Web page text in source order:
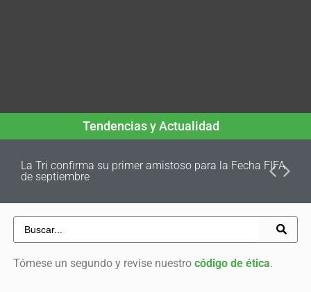
Tendencias y Actualidad
La Tri confirma su primer amistoso para la Fecha FIFA
de septiembre
Tómese un segundo y revise nuestro código de ética.